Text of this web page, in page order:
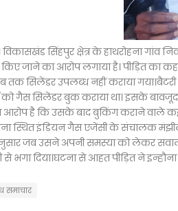
विकासखंड सिंहपुर क्षेत्र के हाथरोहना
किए जाने का आरोप लगाया है। पीड़ित
सिलेंडर उपलब्ध नहीं कराया
को गैस सिलेंडर बुक कराया था। इसके
आरोप है कि उसके बाद बुकिंग कराने वाले
स्थित इंडियन गैस एजेंसी के संचालक
जब उसने अपनी समस्या को लेकर
भगा दिया।घटना से आहत पीड़ित ने
समाचार